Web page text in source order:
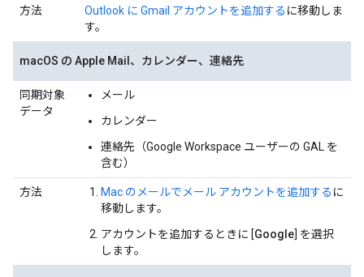
方法 Outlook に Gmail アカウントを追加する に移動しま
す。
macOS の Apple Mail、カレンダー、連絡先
同期対象
データ
メール
カレンダー
連絡先（Google Workspace ユーザーの GAL を
含む）
方法 Mac のメールでメール アカウントを追加する に
移動します。
アカウントを追加するときに [Google] を選択
します。